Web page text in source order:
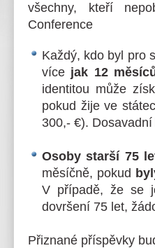
všechny, kteří
Conference
Každý, kdo byl pro
více jak 12
identitou může
pokud žije ve
300,- €).
Osoby starší 75
měsíčně, pokud
V případě, že se
dovršení 75 let,
Přiznané příspěvky